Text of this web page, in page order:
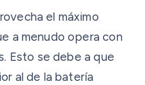
el máximo
a menudo opera con
Esto se debe a que
al de la batería